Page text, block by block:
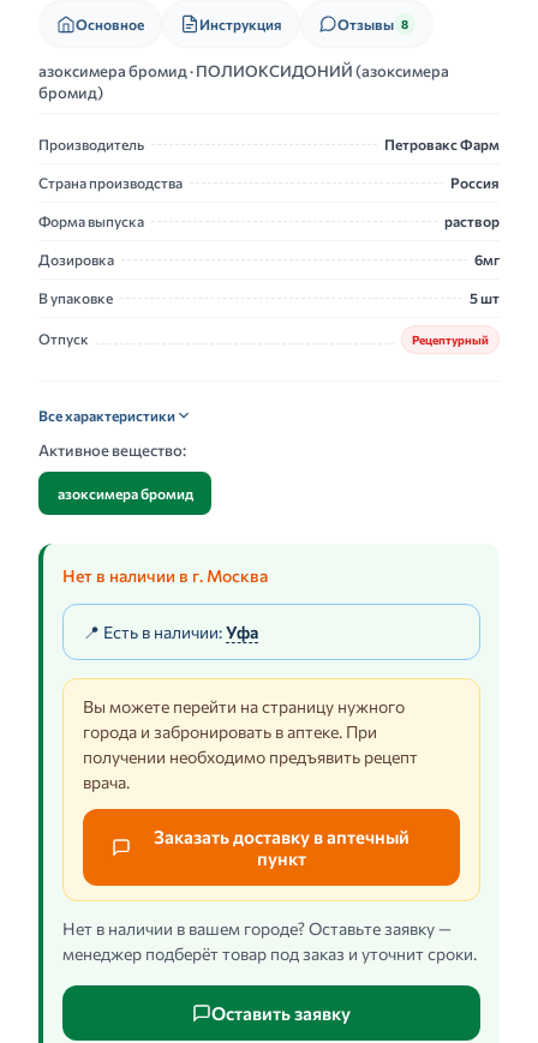
Основное Инструкция Отзывы 8
азоксимера бромид · ПОЛИОКСИДОНИЙ (азоксимера
бромид)
Производитель Петровакс Фарм
Страна производства Россия
Форма выпуска раствор
Дозировка 6мг
В упаковке 5 шт
Отпуск Рецептурный
Все характеристики
Активное вещество:
азоксимера бромид
Нет в наличии в г. Москва
📍 Есть в наличии:Уфа
Вы можете перейти на страницу нужного
города и забронировать в аптеке. При
получении необходимо предъявить рецепт
врача.
Заказать доставку в аптечный
пункт
Нет в наличии в вашем городе? Оставьте заявку —
менеджер подберёт товар под заказ и уточнит сроки.
Оставить заявку